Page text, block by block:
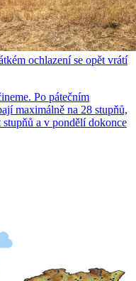
ochlazení se opět vrátí
Po pátečním
maximálně na 28 stupňů,
a v pondělí dokonce